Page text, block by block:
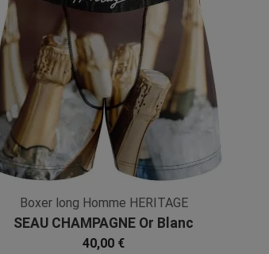
Boxer long Homme HERITAGE
SEAU CHAMPAGNE Or Blanc
Microfibre
40,00 €